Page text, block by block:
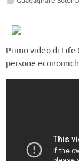
Primo video di Life
persone